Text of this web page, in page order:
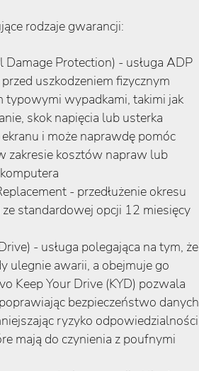
rodzaje gwarancji:
Protection) - usługa ADP
uszkodzeniem fizycznym
wypadkami, takimi jak
skok napięcia lub usterka
i może naprawdę pomóc
zakresie kosztów napraw lub
- przedłużenie okresu
standardowej opcji 12 miesięcy
- usługa polegająca na tym, że
ulegnie awarii, a obejmuje go
Keep Your Drive (KYD) pozwala
bezpieczeństwo danych
ryzyko odpowiedzialności
mają do czynienia z poufnymi